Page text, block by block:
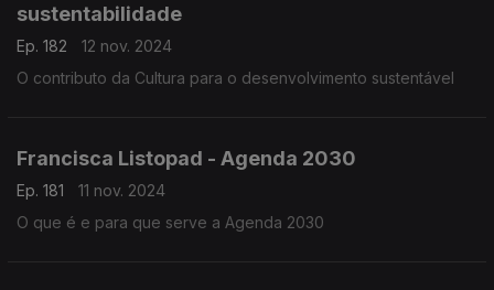
sustentabilidade
Ep. 182
12 nov. 2024
O contributo da Cultura para o desenvolvimento sustentável
Francisca Listopad - Agenda 2030
Ep. 181
11 nov. 2024
O que é e para que serve a Agenda 2030